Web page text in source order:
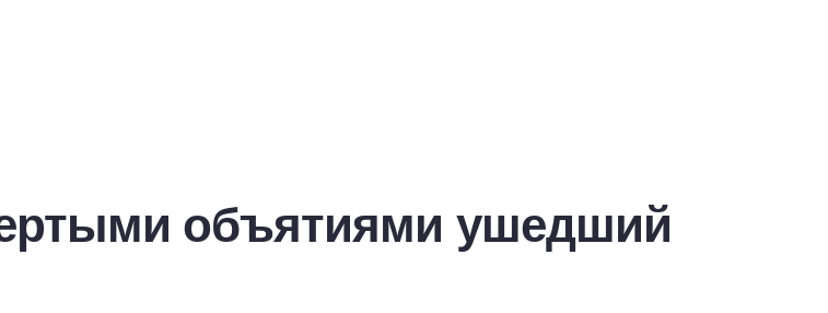
объятиями ушедший